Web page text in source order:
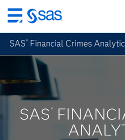
Zurück
zum
Hauptinhalt
SAS ® Financial Crimes
SAS ®